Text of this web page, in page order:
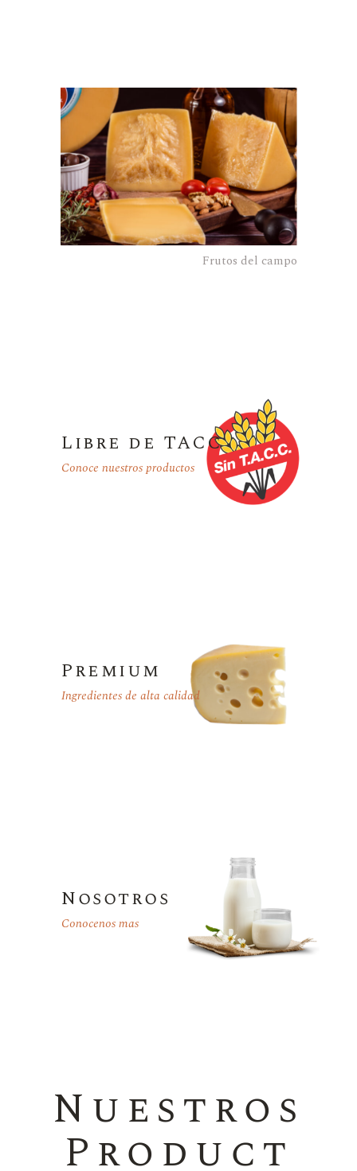
Frutos del campo
Libre de TACC
Conoce nuestros productos
Premium
Ingredientes de alta calidad
Nosotros
Conocenos mas
Nuestros
Product